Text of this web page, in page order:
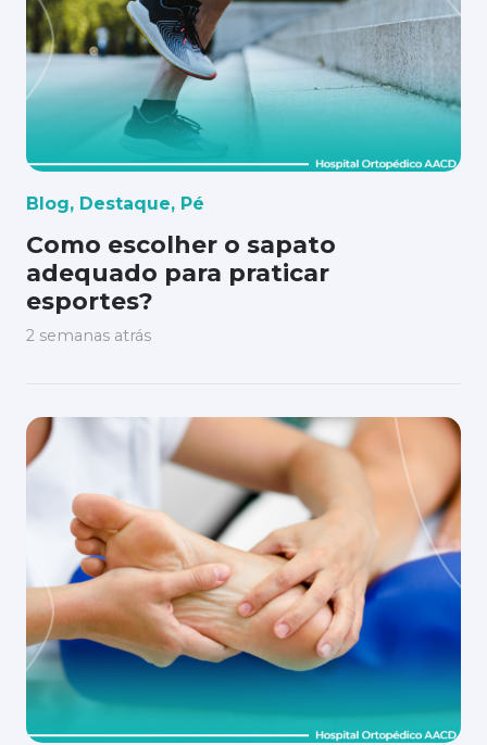
Blog, Destaque, Pé
Como escolher o sapato
adequado para praticar
esportes?
2 semanas atrás